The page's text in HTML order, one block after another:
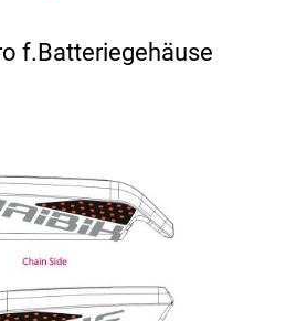
f.Batteriegehäuse